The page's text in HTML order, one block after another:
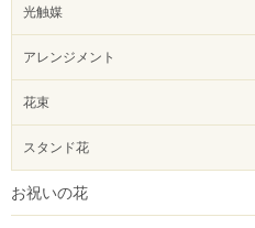
光触媒
アレンジメント
花束
スタンド花
お祝いの花